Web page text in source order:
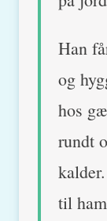
Han
og
hos
rundt
til